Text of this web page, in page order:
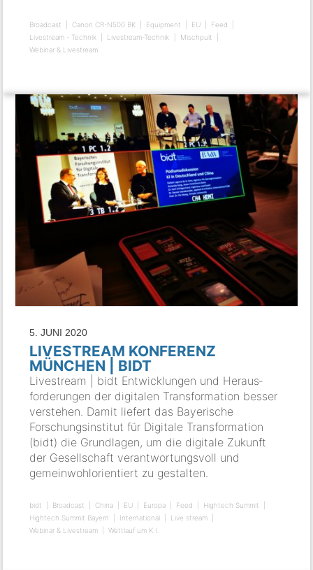
Broadcast Canon CR-N500 BK Equipment EU
Feed
Livestream - Technik
Livestream-Technik
Mischpult
Webinar & Livestream
5. JUNI 2020
LIVESTREAM KONFERENZ
MÜNCHEN | BIDT
Livestream | bidt Entwicklungen und Heraus­
forderungen der digitalen Transformation besser
verstehen. Damit liefert das Bayerische
Forschungsinstitut für Digitale Transformation
(bidt) die Grundlagen, um die digitale Zukunft
der Gesellschaft verantwortungsvoll und
gemeinwohlorientiert zu gestalten.
bidt Broadcast China EU Europa Feed
Hightech Summit
Hightech Summit Bayern
International
Live stream
Webinar & Livestream
Wettlauf um K.I.